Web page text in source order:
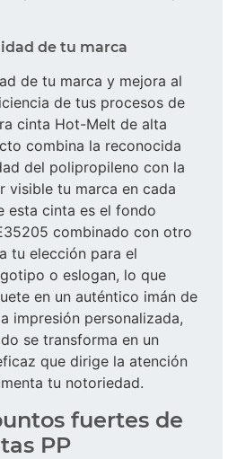
de tu marca
de tu marca y mejora al
de tus procesos de
cinta Hot-Melt de alta
combina la reconocida
del polipropileno con la
visible tu marca en cada
esta cinta es el fondo
combinado con otro
tu elección para el
o eslogan, lo que
en un auténtico imán de
impresión personalizada,
se transforma en un
que dirige la atención
tu notoriedad.
fuertes de
PP